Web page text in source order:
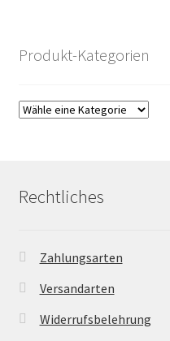
Produkt-Kategorien
Rechtliches
Zahlungsarten
Versandarten
Widerrufsbelehrung